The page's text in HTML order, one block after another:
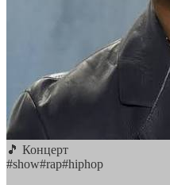
🎵 Концерт
#show#rap#hiphop